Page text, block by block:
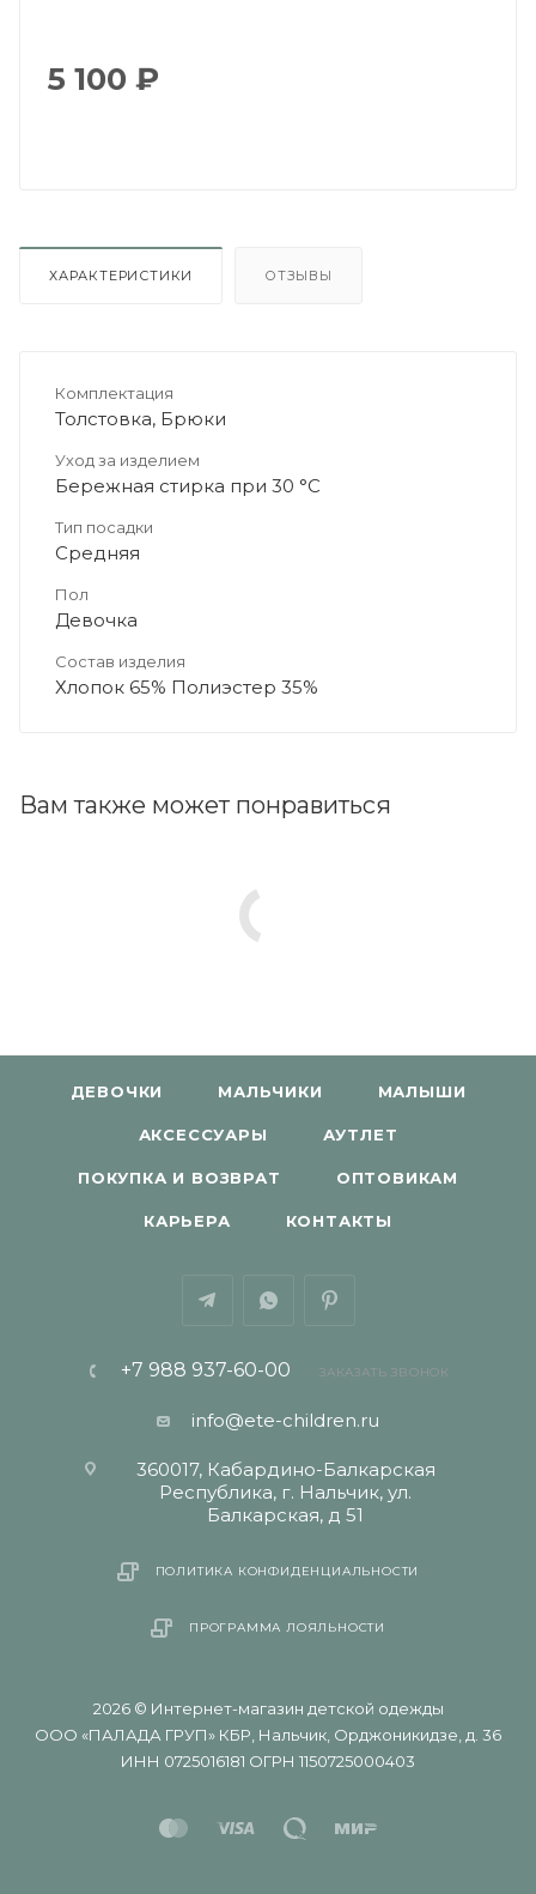
5 100 ₽
ХАРАКТЕРИСТИКИ ОТЗЫВЫ
Комплектация
Толстовка, Брюки
Уход за изделием
Бережная стирка при 30 °C
Тип посадки
Средняя
Пол
Девочка
Состав изделия
Хлопок 65% Полиэстер 35%
Вам также может понравиться
ДЕВОЧКИ МАЛЬЧИКИ МАЛЫШИ
АКСЕССУАРЫ АУТЛЕТ
ПОКУПКА И ВОЗВРАТ ОПТОВИКАМ
КАРЬЕРА КОНТАКТЫ
+7 988 937-60-00 ЗАКАЗАТЬ ЗВОНОК
info@ete-children.ru
360017, Кабардино-Балкарская
Республика, г. Нальчик, ул.
Балкарская, д 51
ПОЛИТИКА КОНФИДЕНЦИАЛЬНОСТИ
ПРОГРАММА ЛОЯЛЬНОСТИ
2026 © Интернет-магазин детской одежды
ООО «ПАЛАДА ГРУП» КБР, Нальчик, Орджоникидзе, д. 36
ИНН 0725016181 ОГРН 1150725000403